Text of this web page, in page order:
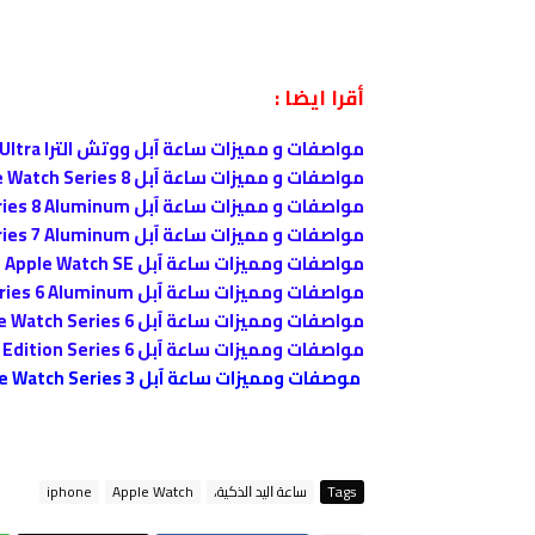
أقرا ايضا :
مواصفات و مميزات ساعة آبل ووتش الترا Apple Watch Ultra
مواصفات و مميزات ساعة آبل Apple Watch Series 8
مواصفات و مميزات ساعة آبل Apple Watch Series 8 Aluminum
مواصفات و مميزات ساعة آبل Apple Watch Series 7 Aluminum
مواصفات ومميزات ساعة آبل Apple Watch SE
مواصفات ومميزات ساعة آبل Apple Watch Series 6 Aluminum
مواصفات ومميزات ساعة آبل Apple Watch Series 6
مواصفات ومميزات ساعة آبل Apple Watch Edition Series 6
موصفات ومميزات ساعة آبل Apple Watch Series 3
Tags ﺳﺎﻋﺔ ﺍﻟﻴﺪ ﺍﻟﺬﻛﻴﺔ، Apple Watch
iphone